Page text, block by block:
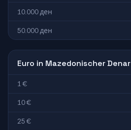
10.000 ден
50.000 ден
Euro in Mazedonischer Denar
1 €
10 €
25 €